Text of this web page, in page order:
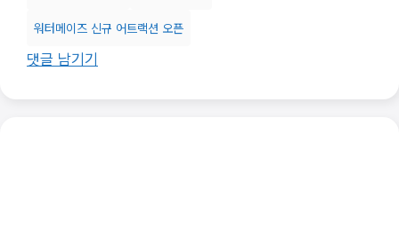
워터메이즈 신규 어트랙션 오픈
댓글 남기기